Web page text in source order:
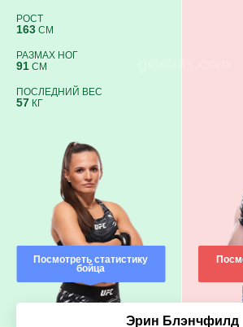
РОСТ
163 СМ
РАЗМАХ НОГ
91 СМ
ПОСЛЕДНИЙ ВЕС
57 КГ
Посмотреть статистику
бойца
Эрин Блэнчфилд